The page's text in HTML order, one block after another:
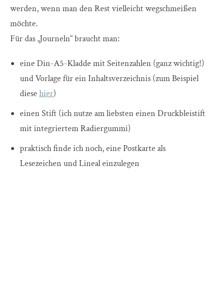
werden, wenn man den Rest vielleicht wegschmeißen
möchte.
Für das „Journeln“ braucht man:
eine Din-A5-Kladde mit Seitenzahlen (ganz wichtig!)
und Vorlage für ein Inhaltsverzeichnis (zum Beispiel
diese hier)
einen Stift (ich nutze am liebsten einen Druckbleistift
mit integriertem Radiergummi)
praktisch finde ich noch, eine Postkarte als
Lesezeichen und Lineal einzulegen